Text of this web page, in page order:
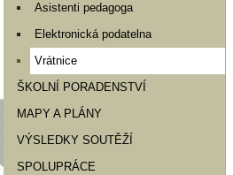
Asistenti pedagoga
Elektronická podatelna
Vrátnice
ŠKOLNÍ PORADENSTVÍ
MAPY A PLÁNY
VÝSLEDKY SOUTĚŽÍ
SPOLUPRÁCE